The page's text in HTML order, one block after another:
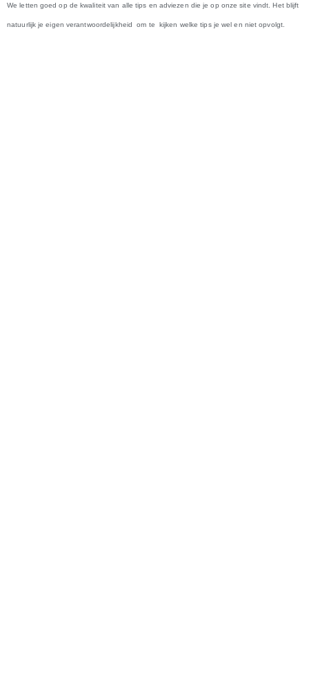
We letten goed op de kwaliteit van alle tips en adviezen die je op onze site vindt. Het blijft
natuurlijk je eigen verantwoordelijkheid om te kijken welke tips je wel en niet opvolgt.